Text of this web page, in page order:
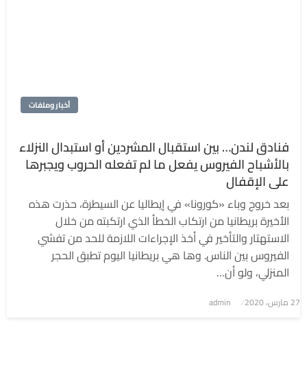
أخبار وملفات
فنادق لندن… بين استقبال المشردين أو استبدال النزلاء
بالأشباح الفيروس يفعل ما لم تفعله الحروب ويجبرها
على الإقفال
بعد خروج وباء «كورونا» في إيطاليا عن السيطرة، حذرت هذه
الأخيرة بريطانيا من ارتكاب الخطأ الذي ارتكبته من خلال
الاستهتار والتأخير في أخذ الإجراءات اللازمة للحد من تفشي
الفيروس بين الناس. وها هي بريطانيا اليوم تطبق الحجر
المنزلي، ولو أن…
نُشر
27 مارس، 2020 admin